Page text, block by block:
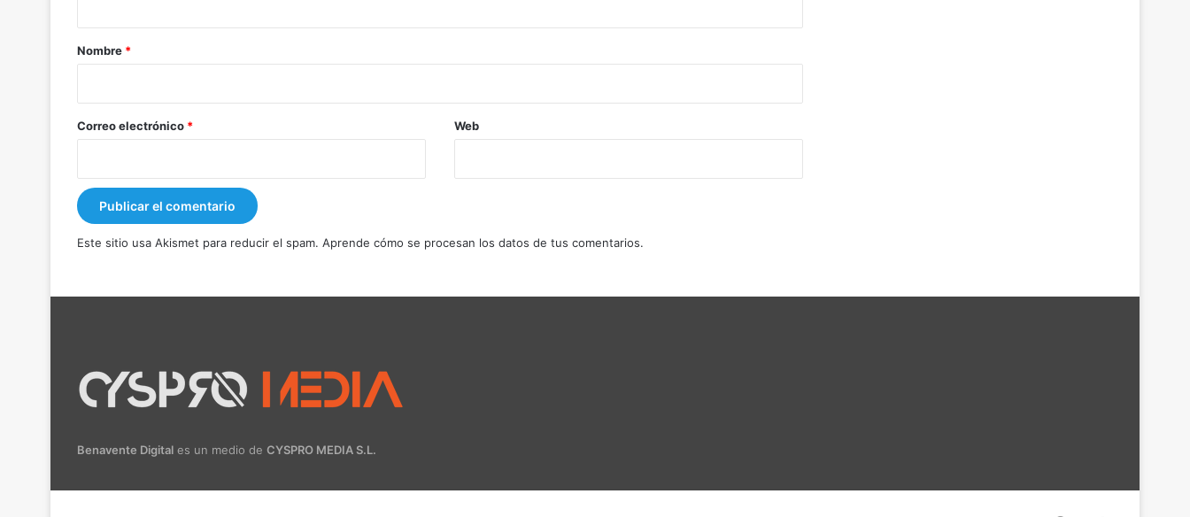
r
*
Nombre *
Correo electrónico * Web
Este sitio usa Akismet para reducir el spam. Aprende cómo se procesan los datos de tus comentarios.
Benavente Digital es un medio de CYSPRO MEDIA S.L.